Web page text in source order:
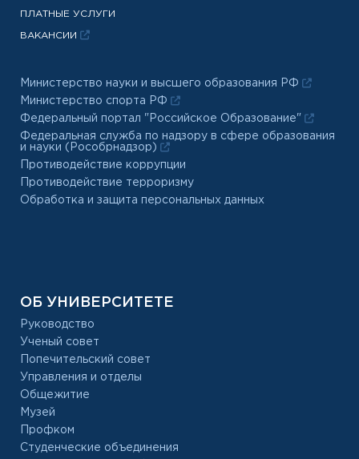
ПЛАТНЫЕ УСЛУГИ
ВАКАНСИИ
Министерство науки и высшего образования РФ
Министерство спорта РФ
Федеральный портал "Российское Образование"
Федеральная служба по надзору в сфере образования
и науки (Рособрнадзор)
Противодействие коррупции
Противодействие терроризму
Обработка и защита персональных данных
ОБ УНИВЕРСИТЕТЕ
Руководство
Ученый совет
Попечительский совет
Управления и отделы
Общежитие
Музей
Профком
Студенческие объединения